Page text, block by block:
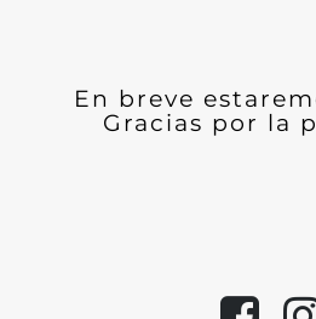
En breve
Gracias por la